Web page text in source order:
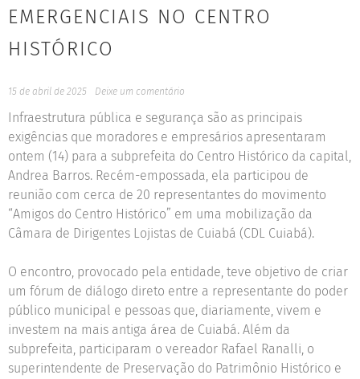
EMERGENCIAIS NO CENTRO
HISTÓRICO
15 de abril de 2025 Deixe um comentário
Infraestrutura pública e segurança são as principais
exigências que moradores e empresários apresentaram
ontem (14) para a subprefeita do Centro Histórico da capital,
Andrea Barros. Recém-empossada, ela participou de
reunião com cerca de 20 representantes do movimento
“Amigos do Centro Histórico” em uma mobilização da
Câmara de Dirigentes Lojistas de Cuiabá (CDL Cuiabá).
O encontro, provocado pela entidade, teve objetivo de criar
um fórum de diálogo direto entre a representante do poder
público municipal e pessoas que, diariamente, vivem e
investem na mais antiga área de Cuiabá. Além da
subprefeita, participaram o vereador Rafael Ranalli, o
superintendente de Preservação do Patrimônio Histórico e